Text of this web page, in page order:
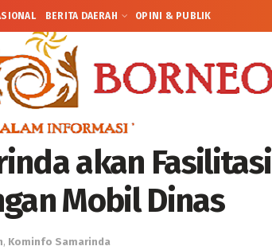
BERITA DAERAH OPINI & PUBLIK
akan Fasilitasi
Mobil Dinas
, Kominfo Samarinda